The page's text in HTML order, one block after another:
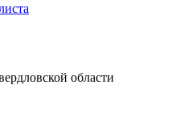
области